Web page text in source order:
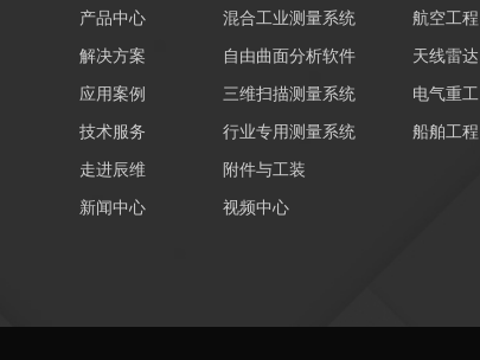
产品中心
解决方案
应用案例
技术服务
走进辰维
新闻中心
混合工业测量系统
自由曲面分析软件
三维扫描测量系统
行业专用测量系统
附件与工装
视频中心
航空工程
天线雷达
电气重工
船舶工程